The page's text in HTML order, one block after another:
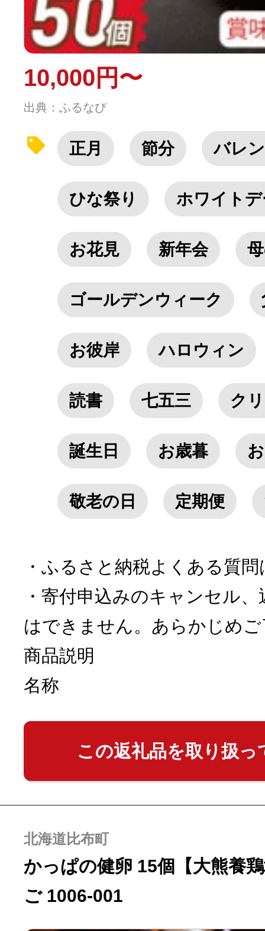
10,000円〜
出典：ふるなび
正月 節分 バレ
ひな祭り ホワイト
お花見 新年会
ゴールデンウィーク
お彼岸 ハロウィン
読書 七五三 ク
誕生日 お歳暮
敬老の日 定期便
・ふるさと納税よくある質
・寄付申込みのキャンセル
はできません。あらかじめ
商品説明
名称
この返礼品を取り扱っ
北海道比布町
かっぱの健卵 15個【大熊養
ご 1006-001